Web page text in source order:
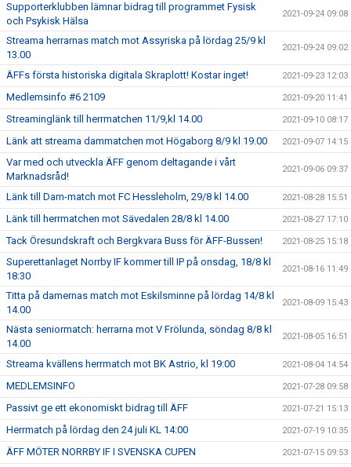
Supporterklubben lämnar bidrag till programmet Fysisk
och Psykisk Hälsa
2021-09-24 09:08
Streama herrarnas match mot Assyriska på lördag 25/9 kl
13.00
2021-09-24 09:02
ÄFFs första historiska digitala Skraplott! Kostar inget! 2021-09-23 12:03
Medlemsinfo #6 2109 2021-09-20 11:41
Streaminglänk till herrmatchen 11/9,kl 14.00 2021-09-10 08:17
Länk att streama dammatchen mot Högaborg 8/9 kl 19.00 2021-09-07 14:15
Var med och utveckla ÄFF genom deltagande i vårt
Marknadsråd!
2021-09-06 09:37
Länk till Dam-match mot FC Hessleholm, 29/8 kl 14.00 2021-08-28 15:51
Länk till herrmatchen mot Sävedalen 28/8 kl 14.00 2021-08-27 17:10
Tack Öresundskraft och Bergkvara Buss för ÄFF-Bussen! 2021-08-25 15:18
Superettanlaget Norrby IF kommer till IP på onsdag, 18/8 kl
18:30
2021-08-16 11:49
Titta på damernas match mot Eskilsminne på lördag 14/8 kl
14.00
2021-08-09 15:43
Nästa seniormatch: herrarna mot V Frölunda, söndag 8/8 kl
14.00
2021-08-05 16:51
Streama kvällens herrmatch mot BK Astrio, kl 19:00 2021-08-04 14:54
MEDLEMSINFO 2021-07-28 09:58
Passivt ge ett ekonomiskt bidrag till ÄFF 2021-07-21 15:13
Herrmatch på lördag den 24 juli KL 14:00 2021-07-19 10:35
ÄFF MÖTER NORRBY IF I SVENSKA CUPEN 2021-07-15 09:53